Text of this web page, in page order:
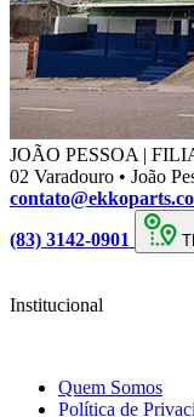
JOÃO PESSOA |
02 Varadouro • João
(83) 3142-0901
Institucional
Quem Somos
Política de